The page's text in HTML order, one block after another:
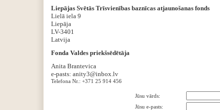
Liepājas Svētās Trīsvienības baznīcas atjaunošanas fonds
Lielā iela 9
Liepāja
LV-3401
Latvija
Fonda Valdes priekšsēdētāja
Anita Brantevica
e-pasts: anity3@inbox.lv
Telefona Nr.: +371 25 914 456
Jūsu vārds:
Jūsu e-pasts: